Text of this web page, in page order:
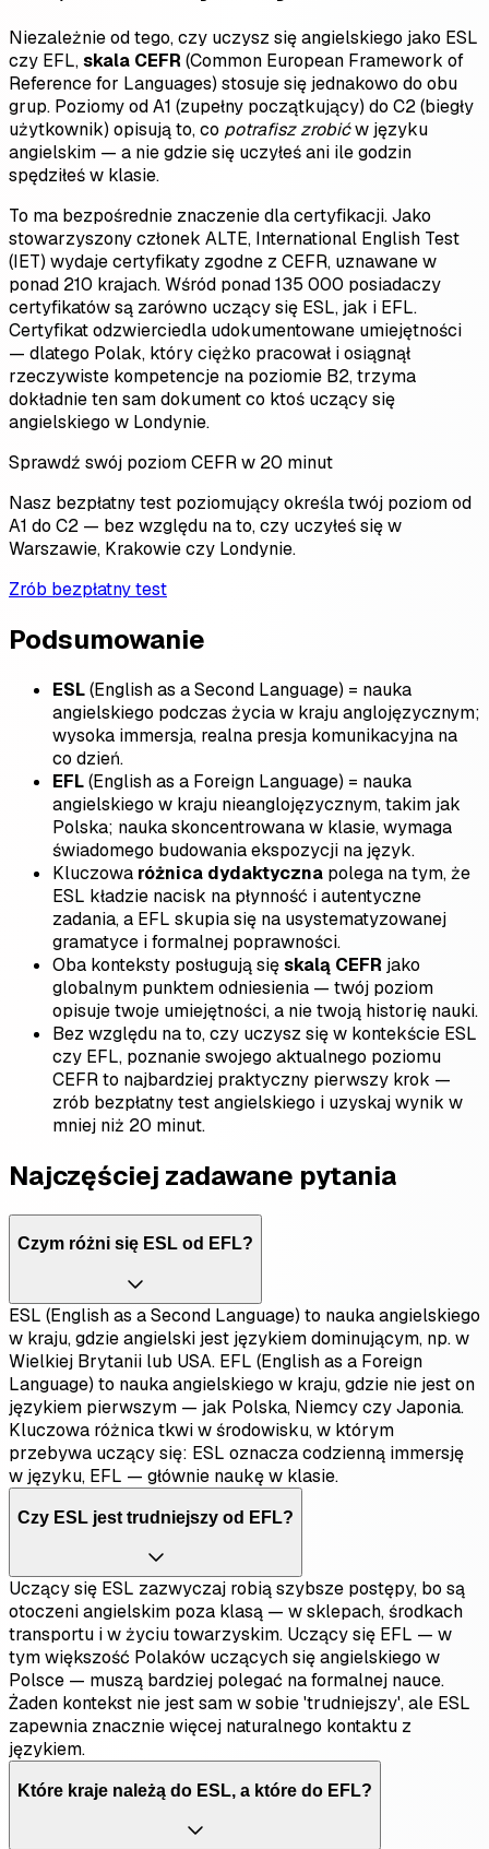
Niezależnie od tego, czy uczysz się angielskiego jako ESL
czy EFL,skala CEFR (Common European Framework of
Reference for Languages) stosuje się jednakowo do obu
grup. Poziomy od A1 (zupełny początkujący) do C2 (biegły
użytkownik) opisują to, co potrafisz zrobićw języku
angielskim — a nie gdzie się uczyłeś ani ile godzin
spędziłeś w klasie.
To ma bezpośrednie znaczenie dla certyfikacji. Jako
stowarzyszony członek ALTE, International English Test
(IET) wydaje certyfikaty zgodne z CEFR, uznawane w
ponad 210 krajach. Wśród ponad 135 000 posiadaczy
certyfikatów są zarówno uczący się ESL, jak i EFL.
Certyfikat odzwierciedla udokumentowane umiejętności
— dlatego Polak, który ciężko pracował i osiągnął
rzeczywiste kompetencje na poziomie B2, trzyma
dokładnie ten sam dokument co ktoś uczący się
angielskiego w Londynie.
Sprawdź swój poziom CEFR w 20 minut
Nasz bezpłatny test poziomujący określa twój poziom od
A1 do C2 — bez względu na to, czy uczyłeś się w
Warszawie, Krakowie czy Londynie.
Zrób bezpłatny test
Podsumowanie
ESL(English as a Second Language) = nauka
angielskiego podczas życia w kraju anglojęzycznym;
wysoka immersja, realna presja komunikacyjna na
co dzień.
EFL(English as a Foreign Language) = nauka
angielskiego w kraju nieanglojęzycznym, takim jak
Polska; nauka skoncentrowana w klasie, wymaga
świadomego budowania ekspozycji na język.
Kluczowa różnica dydaktyczna polega na tym, że
ESL kładzie nacisk na płynność i autentyczne
zadania, a EFL skupia się na usystematyzowanej
gramatyce i formalnej poprawności.
Oba konteksty posługują sięskalą CEFR jako
globalnym punktem odniesienia — twój poziom
opisuje twoje umiejętności, a nie twoją historię nauki.
Bez względu na to, czy uczysz się w kontekście ESL
czy EFL, poznanie swojego aktualnego poziomu
CEFR to najbardziej praktyczny pierwszy krok —
zrób bezpłatny test angielskiego i uzyskaj wynik w
mniej niż 20 minut.
Najczęściej zadawane pytania
Czym różni się ESL od EFL?
ESL (English as a Second Language) to nauka angielskiego
w kraju, gdzie angielski jest językiem dominującym, np. w
Wielkiej Brytanii lub USA. EFL (English as a Foreign
Language) to nauka angielskiego w kraju, gdzie nie jest on
językiem pierwszym — jak Polska, Niemcy czy Japonia.
Kluczowa różnica tkwi w środowisku, w którym
przebywa uczący się: ESL oznacza codzienną immersję
w języku, EFL — głównie naukę w klasie.
Czy ESL jest trudniejszy od EFL?
Uczący się ESL zazwyczaj robią szybsze postępy, bo są
otoczeni angielskim poza klasą — w sklepach, środkach
transportu i w życiu towarzyskim. Uczący się EFL — w
tym większość Polaków uczących się angielskiego w
Polsce — muszą bardziej polegać na formalnej nauce.
Żaden kontekst nie jest sam w sobie 'trudniejszy', ale ESL
zapewnia znacznie więcej naturalnego kontaktu z
językiem.
Które kraje należą do ESL, a które do EFL?